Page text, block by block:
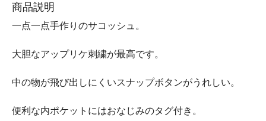
商品説明
一点一点手作りのサコッシュ。
大胆なアップリケ刺繍が最高です。
中の物が飛び出しにくいスナップボタンがうれしい。
便利な内ポケットにはおなじみのタグ付き。